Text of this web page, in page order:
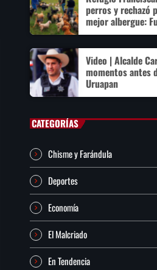
perros y rechazó
mejor albergue:
Hagenbeck
Video | Alcalde
momentos antes
Uruapan
CATEGORÍAS
Chisme y Farándula
Deportes
Economía
El Malcriado
En Tendencia